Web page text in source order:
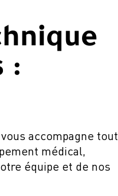
:
accompagne tout
médical,
équipe et de nos